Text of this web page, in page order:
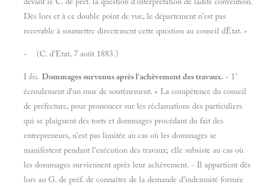
Dès lors et à ce double point de vue, le département n'est pas
recevable à soumettre directement cette question au conseil dËtat. »
- (C. d'Etat, 7 août 1883.)
I bis. Dommages survenus après l'achèvement des travaux. - 1°
écroulement d'un mur de soutènement. « La compétence du conseil
de préfecture, pour prononcer sur les réclamations des particuliers
qui se plaignent des torts et dommages procédant du fait des
entrepreneurs, n'est pas limitée au cas où les dommages se
manifestent pendant l'exécution des travaux; elle subsiste au cas où
les dommages surviennent après leur achèvement. - Il appartient dès
lors au G. de préf. de connaître de la demande d'indemnité formée